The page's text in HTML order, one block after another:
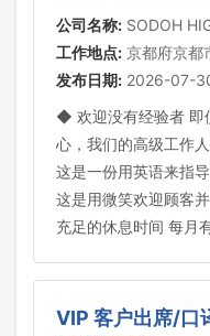
公司名称: SODOH
工作地点: 京都府京都
发布日期: 2026-07-
◆ 欢迎没有经验者 即
心，我们的高级工作
这是一份用英语来指
这是用微笑欢迎顾客
充足的休息时间 每月
VIP 客户出席/口